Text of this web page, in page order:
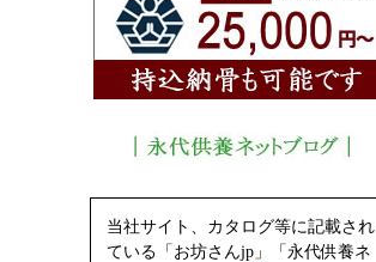
当社サイト、カタログ等に記載され
ている「お坊さんjp」「永代供養ネ